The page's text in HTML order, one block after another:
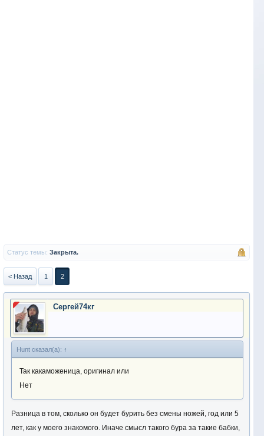
Статус темы: Закрыта.
< Назад 1 2
Сергей74кг
Hunt сказал(а): ↑
Так какаможеница, оригинал или
Нет
Разница в том, сколько он будет бурить без смены ножей, год или 5
лет, как у моего знакомого. Иначе смысл такого бура за такие бабки,